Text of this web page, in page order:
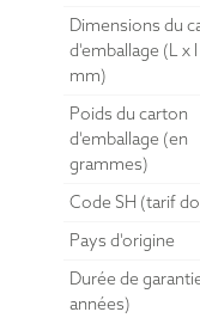
Dimensions du
d'emballage (L x l
mm)
Poids du carton
d'emballage (en
grammes)
Code SH (tarif
Pays d'origine
Durée de
années)